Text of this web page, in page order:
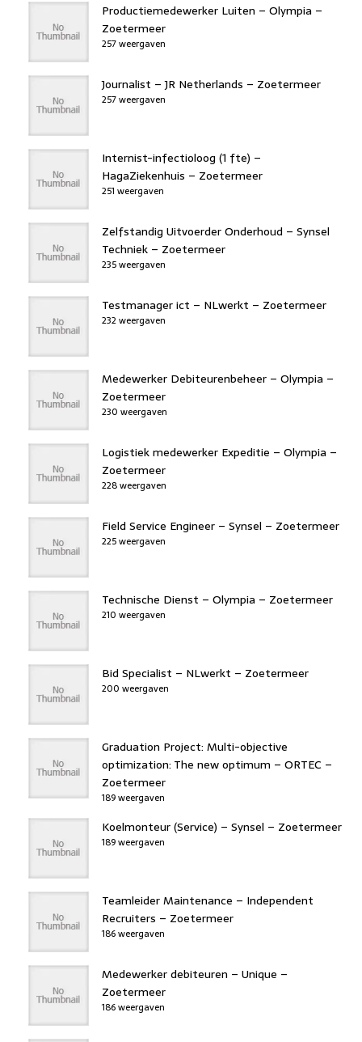
Productiemedewerker Luiten – Olympia –
Zoetermeer
257 weergaven
Journalist – JR Netherlands – Zoetermeer
257 weergaven
Internist-infectioloog (1 fte) –
HagaZiekenhuis – Zoetermeer
251 weergaven
Zelfstandig Uitvoerder Onderhoud – Synsel
Techniek – Zoetermeer
235 weergaven
Testmanager ict – NLwerkt – Zoetermeer
232 weergaven
Medewerker Debiteurenbeheer – Olympia –
Zoetermeer
230 weergaven
Logistiek medewerker Expeditie – Olympia –
Zoetermeer
228 weergaven
Field Service Engineer – Synsel – Zoetermeer
225 weergaven
Technische Dienst – Olympia – Zoetermeer
210 weergaven
Bid Specialist – NLwerkt – Zoetermeer
200 weergaven
Graduation Project: Multi-objective
optimization: The new optimum – ORTEC –
Zoetermeer
189 weergaven
Koelmonteur (Service) – Synsel – Zoetermeer
189 weergaven
Teamleider Maintenance – Independent
Recruiters – Zoetermeer
186 weergaven
Medewerker debiteuren – Unique –
Zoetermeer
186 weergaven